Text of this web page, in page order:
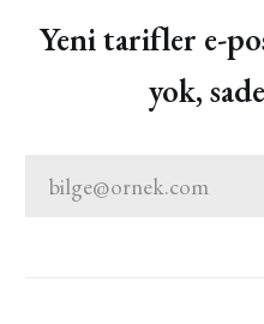
Yeni tarifler e-
yok,
bilge@ornek.com